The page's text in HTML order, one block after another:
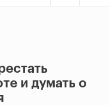
и думать о